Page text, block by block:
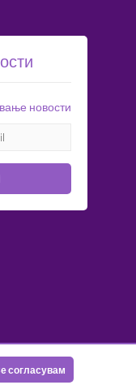
согласувам
новости